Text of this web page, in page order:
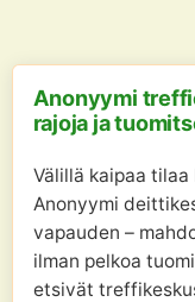
Anonyymi
rajoja ja
Välillä kaipaa
Anonyymi
vapauden –
ilman pelkoa
etsivät